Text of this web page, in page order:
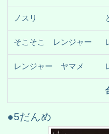
ノスリ
そこそこ レンジャー
レンジャー ヤマメ
●5だんめ